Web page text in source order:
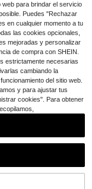
1
6
para brindar el servicio
Puedes "Rechazar
en cualquier momento a tu
las cookies opcionales,
mejoradas y personalizar
de compra con SHEIN.
estrictamente necesarias
cambiando la
del sitio web.
y para ajustar tus
cookies". Para obtener